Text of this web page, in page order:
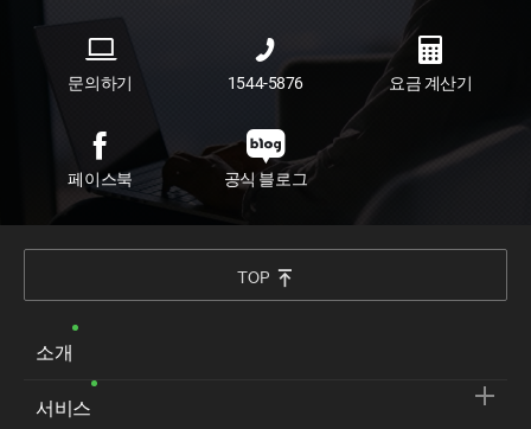
문의하기 1544-5876 요금 계산기
페이스북 공식 블로그
TOP
소개
서비스